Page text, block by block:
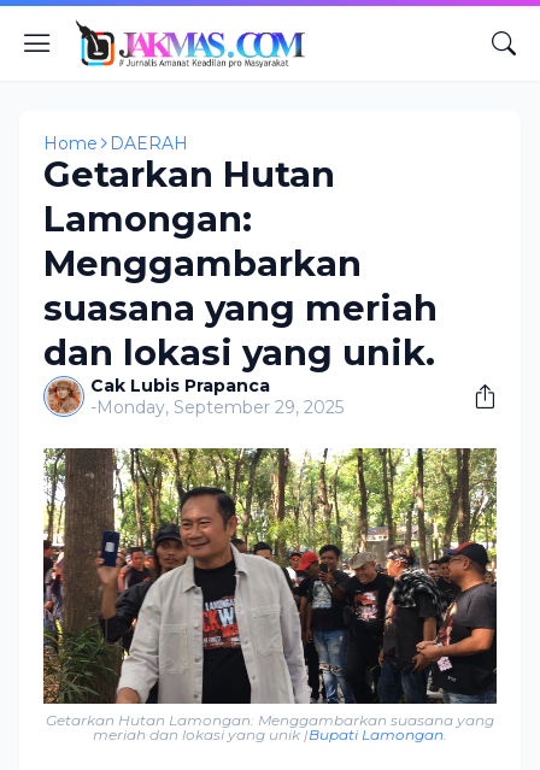
Home DAERAH
Getarkan Hutan
Lamongan:
Menggambarkan
suasana yang meriah
dan lokasi yang unik.
Cak Lubis Prapanca
-Monday, September 29, 2025
Getarkan Hutan Lamongan: Menggambarkan suasana yang
meriah dan lokasi yang unik |Bupati Lamongan.